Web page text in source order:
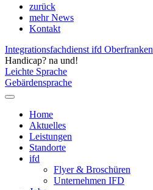
zurück
mehr News
Kontakt
Integrationsfachdienst ifd Oberfranken
Handicap? na und!
Leichte Sprache
Gebärdensprache
Home
Aktuelles
Leistungen
Standorte
ifd
Flyer & Broschüren
Unternehmen IFD